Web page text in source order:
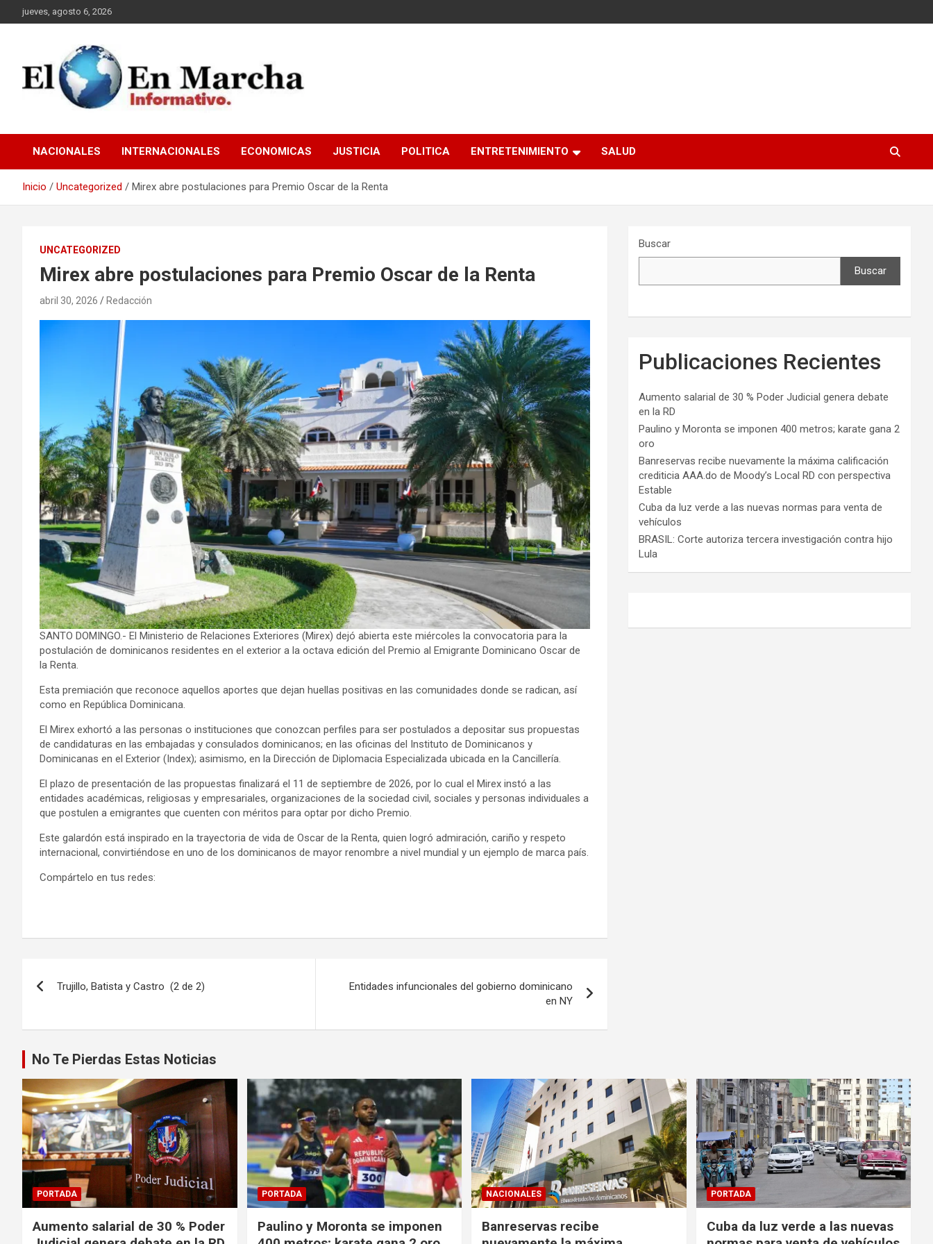
Saltar
al
jueves, agosto 6, 2026
elmundoenmarcha.net
NACIONALES INTERNACIONALES ECONOMICAS JUSTICIA POLITICA ENTRETENIMIENTO SALUD
Inicio Uncategorized Mirex abre postulaciones para Premio Oscar de la Renta
UNCATEGORIZED
Mirex abre postulaciones para Premio Oscar de la Renta
abril 30, 2026 Redacción
SANTO DOMINGO.- El Ministerio de Relaciones Exteriores (Mirex) dejó abierta este miércoles la convocatoria para la
postulación de dominicanos residentes en el exterior a la octava edición del Premio al Emigrante Dominicano Oscar de
la Renta.
Esta premiación que reconoce aquellos aportes que dejan huellas positivas en las comunidades donde se radican, así
como en República Dominicana.
El Mirex exhortó a las personas o instituciones que conozcan perfiles para ser postulados a depositar sus propuestas
de candidaturas en las embajadas y consulados dominicanos; en las oficinas del Instituto de Dominicanos y
Dominicanas en el Exterior (Index); asimismo, en la Dirección de Diplomacia Especializada ubicada en la Cancillería.
El plazo de presentación de las propuestas finalizará el 11 de septiembre de 2026, por lo cual el Mirex instó a las
entidades académicas, religiosas y empresariales, organizaciones de la sociedad civil, sociales y personas individuales a
que postulen a emigrantes que cuenten con méritos para optar por dicho Premio.
Este galardón está inspirado en la trayectoria de vida de Oscar de la Renta, quien logró admiración, cariño y respeto
internacional, convirtiéndose en uno de los dominicanos de mayor renombre a nivel mundial y un ejemplo de marca país.
Compártelo en tus redes:
de
entradas
Trujillo, Batista y Castro (2 de 2)
Entidades infuncionales del gobierno dominicano
en NY
Buscar
Buscar
Publicaciones Recientes
Aumento salarial de 30 % Poder Judicial genera debate
en la RD
Paulino y Moronta se imponen 400 metros; karate gana 2
oro
Banreservas recibe nuevamente la máxima calificación
crediticia AAA.do de Moody’s Local RD con perspectiva
Estable
Cuba da luz verde a las nuevas normas para venta de
vehículos
BRASIL: Corte autoriza tercera investigación contra hijo
Lula
No Te Pierdas Estas Noticias
PORTADA
Aumento salarial de 30 % Poder
PORTADA
Paulino y Moronta se imponen
NACIONALES
Banreservas recibe
PORTADA
Cuba da luz verde a las nuevas